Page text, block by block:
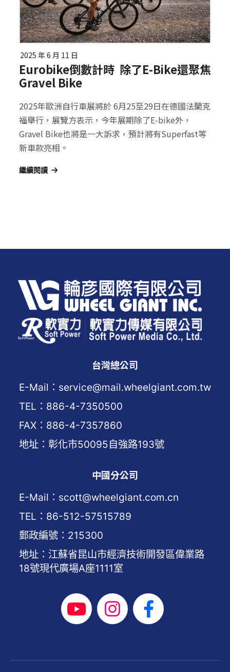
2025 年 6 月 11 日
Eurobike倒數計時 除了E-Bike還聚焦
Gravel Bike
2025年歐洲自行車展將於 6月25至29日在德國法蘭克
福舉行，展覽方表示，今年展期除了E-bike外，
Gravel Bike也將是一大訴求，預計將有Superfast等
新車款亮相。
繼續閱讀
台灣總公司
E-Mail：service@mail.wheelgiant.com.tw
TEL：886-4-7350500
FAX：886-4-7357860
地址：彰化市50095自強路193號
中國分公司
E-Mail：scott@wheelgiant.com.cn
TEL：86-512-57515789
郵政編號：215300
地址：江蘇省昆山市經濟技術開發區偉業路
18號現代廣場A座1111室